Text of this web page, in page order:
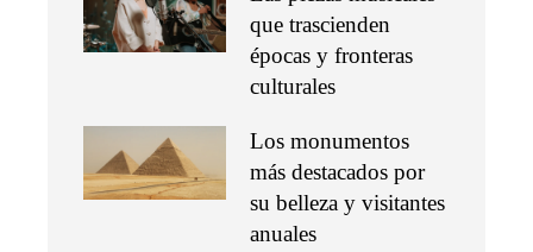
que trascienden
épocas y fronteras
culturales
Los monumentos
más destacados por
su belleza y visitantes
anuales